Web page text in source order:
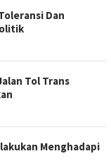
Dan
Tol Trans
Menghadapi